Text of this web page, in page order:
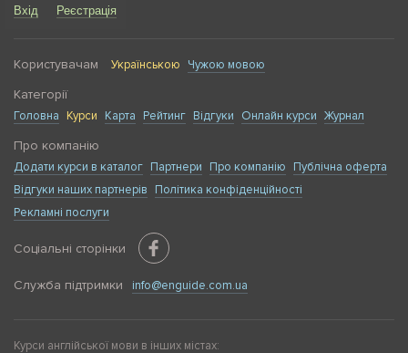
Вхід Реєстрація
Користувачам Українською Чужою мовою
Категорії
Головна Курси Карта Рейтинг Відгуки Онлайн курси Журнал
Про компанію
Додати курси в каталог Партнери Про компанію
Публічна оферта
Відгуки наших партнерів
Політика конфіденційності
Рекламні послуги
Соціальні сторінки
Служба підтримки info@enguide.com.ua
Курси англійської мови в інших містах: